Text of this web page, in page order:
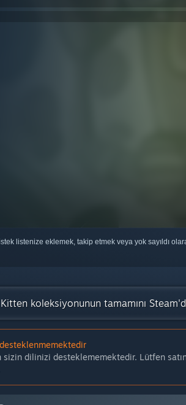
listenize eklemek, takip etmek veya yok sayıldı
koleksiyonunun tamamını
sizin dilinizi desteklememektedir. Lütfen